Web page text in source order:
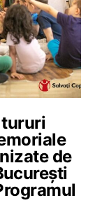
tururi
de